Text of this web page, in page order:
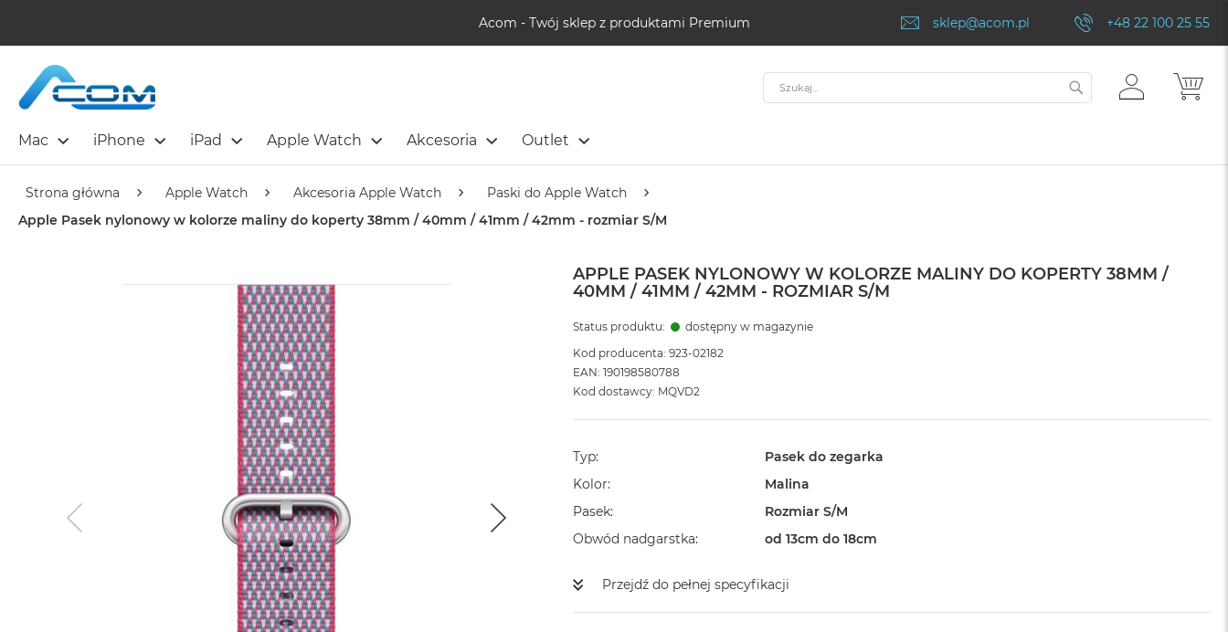
Acom - Twój sklep z produktami Premium sklep@acom.pl +48 22 100 25 55
Mac iPhone iPad Apple Watch Akcesoria Outlet
ZALOGUJ
SIĘ
Szukaj SZUKAJ
Strona główna Apple Watch Akcesoria Apple Watch
Paski do Apple Watch
Apple Pasek nylonowy w kolorze maliny do koperty 38mm / 40mm / 41mm / 42mm - rozmiar S/M
APPLE PASEK NYLONOWY W KOLORZE MALINY DO KOPERTY 38MM /
40MM / 41MM / 42MM - ROZMIAR S/M
Status produktu:
dostępny w magazynie
Kod producenta: 923-02182
EAN: 190198580788
Kod dostawcy: MQVD2
Typ
Pasek do zegarka
Kolor
Malina
Pasek
Rozmiar S/M
Obwód nadgarstka
od 13cm do 18cm
Przejdź do pełnej specyfikacji